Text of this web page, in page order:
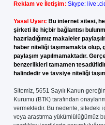
Reklam ve İletişim: Skype:
Yasal Uyarı: Bu internet sitesi,
şirketi ile hiçbir bağlantısı
hazırladığımız makaleler
haber niteliği taşımamakta
paylaşım yapılmamaktadır.
benzerlikleri tamamen
halindedir ve tavsiye niteliği
Sitemiz, 5651 Sayılı Kanun
Kurumu (BTK) tarafından
vermektedir. Bu nedenle, sitedeki
veya araştırma yükümlülüğümüz